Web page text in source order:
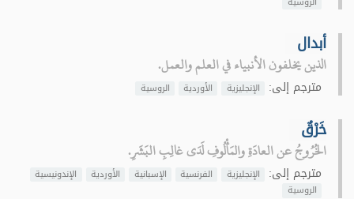
أبدال
الذين يخلفون الأنبياء في العلم والعمل.
مترجم إلى: الإنجليزية الأوردية الروسية
خَرْقٌ
الخُرُوجُ عن العادَةِ والمَأْلُوفِ لَدَى غالِبِ البَشَرِ.
مترجم إلى: الإنجليزية الفرنسية الإسبانية الأوردية
الإندونيسية
الروسية